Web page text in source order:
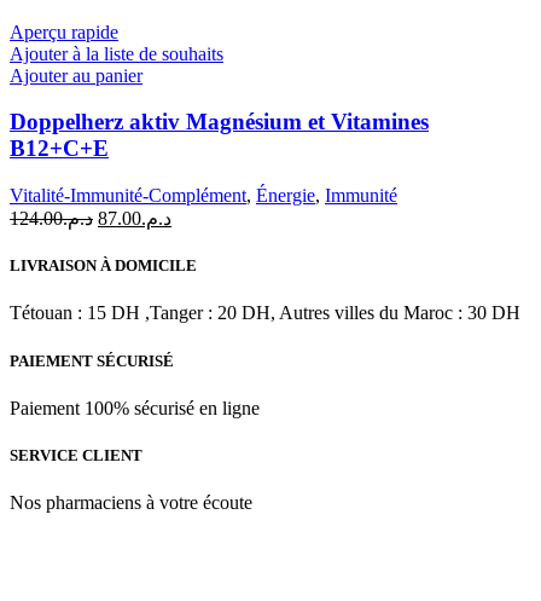
Aperçu rapide
Ajouter à la liste de souhaits
Ajouter au panier
Doppelherz aktiv Magnésium et Vitamines
B12+C+E
Vitalité-Immunité-Complément, Énergie, Immunité
د.م.124.00
Le
initial
د.م.87.00
Le
actuel
د.م.87.00.
LIVRAISON À DOMICILE
Tétouan : 15 DH ,Tanger : 20 DH, Autres villes du Maroc : 30 DH
PAIEMENT SÉCURISÉ
Paiement 100% sécurisé en ligne
SERVICE CLIENT
Nos pharmaciens à votre écoute